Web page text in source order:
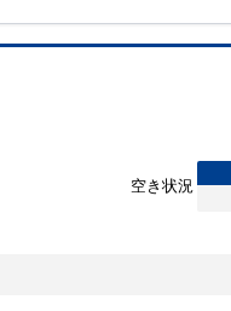
空き状況